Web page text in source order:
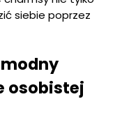
siebie poprzez
osobistej